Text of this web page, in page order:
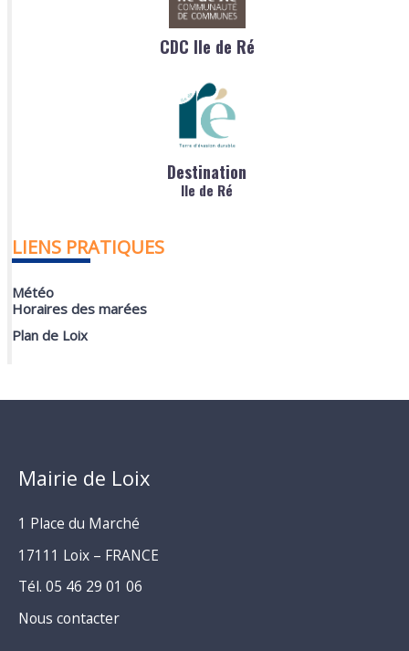
CDC Ile de Ré
Destination
Ile de Ré
LIENS PRATIQUES
Météo
Horaires des marées
Plan de Loix
Mairie de Loix
1 Place du Marché
17111 Loix – FRANCE
Tél. 05 46 29 01 06
Nous contacter